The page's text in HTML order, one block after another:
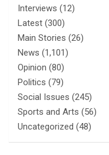
Interviews (12)
Latest (300)
Main Stories (26)
News (1,101)
Opinion (80)
Politics (79)
Social Issues (245)
Sports and Arts (56)
Uncategorized (48)